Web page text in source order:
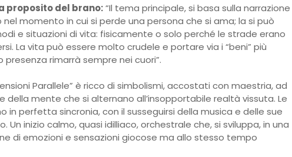
proposito del brano:“Il tema principale, si basa sulla narrazione
nel momento in cui si perde una persona che si ama; la si può
e situazioni di vita: fisicamente o solo perché le strade erano
La vita può essere molto crudele e portare via i “beni” più
presenza rimarrà sempre nei cuori”.
Parallele” è ricco di simbolismi, accostati con maestria, ad
della mente che si alternano all’insopportabile realtà vissuta. Le
in perfetta sincronia, con il susseguirsi della musica e delle sue
Un inizio calmo, quasi idilliaco, orchestrale che, si sviluppa, in una
di emozioni e sensazioni giocose ma allo stesso tempo